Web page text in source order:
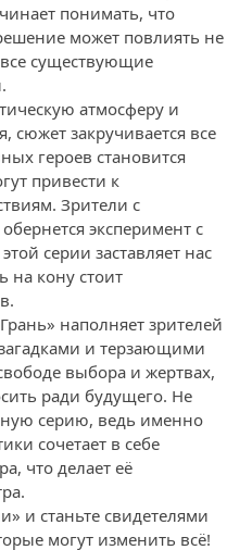
понимать, что
может повлиять не
существующие
атмосферу и
сюжет закручивается все
героев становится
привести к
Зрители с
эксперимент с
серии заставляет нас
на кону стоит
наполняет зрителей
и терзающими
выбора и жертвах,
ради будущего. Не
серию, ведь именно
сочетает в себе
что делает её
и станьте свидетелями
могут изменить всё!